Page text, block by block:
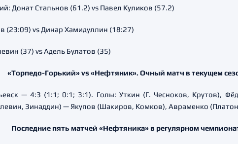
Донат Стальнов (61.2) vs Павел Куликов (57.2)
(23:09) vs Динар Хамидуллин (18:27)
(37) vs Адель Булатов (35)
«Торпедо-Горький» vs «Нефтяник». Очный матч в текущем
— 4:3 (1:1; 0:1; 3:1). Голы: Уткин (Г. Чесноков, Крутов),
Зинаддин) — Якупов (Шакиров, Комков), Авраменко
Последние пять матчей «Нефтяника» в регулярном